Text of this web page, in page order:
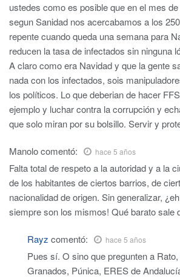
ustedes como es posible que en el mes
segun Sanidad nos acercabamos a los
repente cuando queda una semana para
reducen la tasa de infectados sin ninguna
A claro como era Navidad y que la gente
nada con los infectados, sois
los políticos. Lo que deberian de hacer
ejemplo y luchar contra la corrupción y
que solo miran por su bolsillo. Servir y
Manolocomentó: hace 5 años
Falta total de respeto a la autoridad y a la
de los habitantes de ciertos barrios, de
nacionalidad de origen. Sin generalizar,
siempre son los mismos! Qué barato sale
Rayz comentó: hace 5 años
Pues sí. O sino que pregunten a
Granados, Púnica, ERES de